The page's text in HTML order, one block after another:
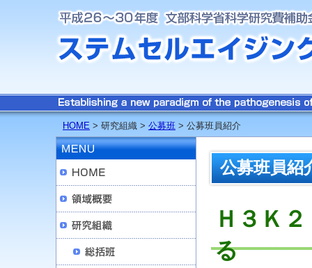
HOME > 研究組織 > 公募班 > 公募班員紹介
公募班員紹
Ｈ３Ｋ
る